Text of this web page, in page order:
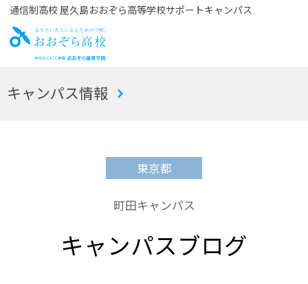
通信制高校 屋久島おおぞら高等学校サポートキャンパス
お
キャンパス情報
東京都
町田キャンパス
キャンパスブログ